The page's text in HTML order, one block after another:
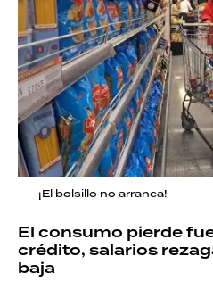
¡El bolsillo no arranca!
El consumo pierde
crédito, salarios
baja